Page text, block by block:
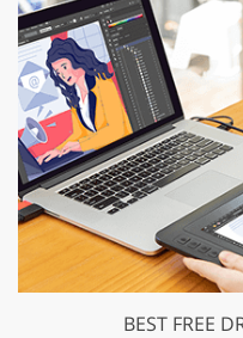
BEST FREE